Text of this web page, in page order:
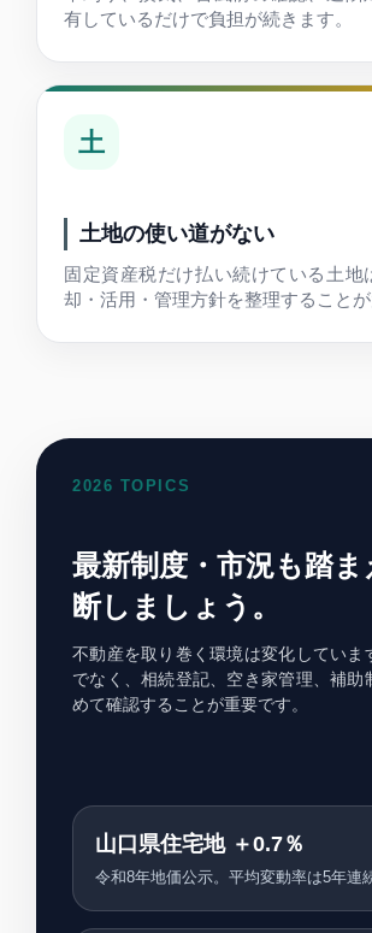
有しているだけで負担が続きます。
土
土地の使い道がない
固定資産税だけ払い続けている土地
却・活用・管理方針を整理することが
2026 TOPICS
最新制度・市況も踏ま
断しましょう。
不動産を取り巻く環境は変化していま
でなく、相続登記、空き家管理、補助
めて確認することが重要です。
山口県住宅地 ＋0.7％
令和8年地価公示。平均変動率は5年連